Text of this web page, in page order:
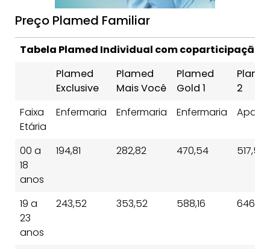
Preço Plamed Familiar
Tabela Plamed Individual com coparticipação
Plamed
Exclusive
Plamed
Mais Você
Plamed
Gold 1
2
Faixa
Etária
Enfermaria Enfermaria Enfermaria
00 a
18
anos
194,81 282,82 470,54 517,59
19 a
23
anos
243,52 353,52 588,16 646,98